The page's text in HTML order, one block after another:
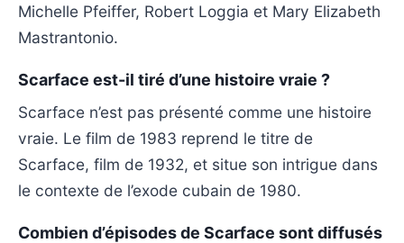
Michelle Pfeiffer, Robert Loggia et Mary Elizabeth
Mastrantonio.
Scarface est-il tiré d’une histoire vraie ?
Scarface n’est pas présenté comme une histoire
vraie. Le film de 1983 reprend le titre de
Scarface, film de 1932, et situe son intrigue dans
le contexte de l’exode cubain de 1980.
Combien d’épisodes de Scarface sont diffusés